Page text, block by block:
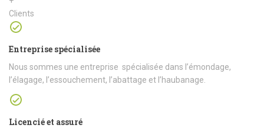
Clients
Entreprise spécialisée
Nous sommes une entreprise spécialisée dans l’émondage,
l’élagage, l’essouchement, l’abattage et l’haubanage.
Licencié et assuré